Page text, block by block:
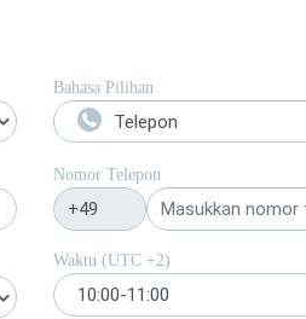
Bahasa Pilihan
Telepon
Nomor Telepon
Waktu (UTC +2)
10:00-11:00